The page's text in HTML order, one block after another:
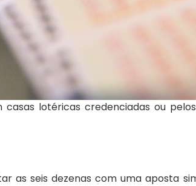
lotéricas credenciadas ou
as seis dezenas com uma aposta